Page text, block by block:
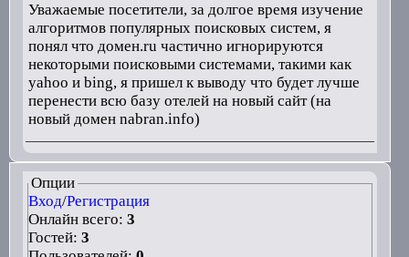
Уважаемые посетители, за долгое время изучение
алгоритмов популярных поисковых систем, я
понял что домен.ru частично игнорируются
некоторыми поисковыми системами, такими как
yahoo и bing, я пришел к выводу что будет лучше
перенести всю базу отелей на новый сайт (на
новый домен nabran.info)
Опции
Вход/Регистрация
Онлайн всего: 3
Гостей: 3